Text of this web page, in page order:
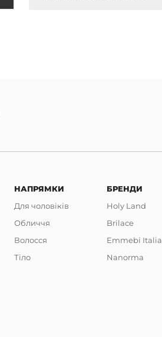
НАПРЯМКИ
Для чоловіків
Обличчя
Волосся
Тіло
БРЕНДИ
Holy Land
Brilace
Emmebi Italia
Nanorma